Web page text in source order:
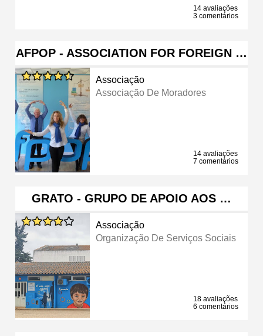
14 avaliações
3 comentários
AFPOP - ASSOCIATION FOR FOREIGN …
Associação
Associação De Moradores
14 avaliações
7 comentários
GRATO - GRUPO DE APOIO AOS …
Associação
Organização De Serviços Sociais
18 avaliações
6 comentários